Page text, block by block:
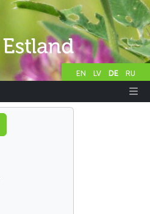
EN LV DE RU